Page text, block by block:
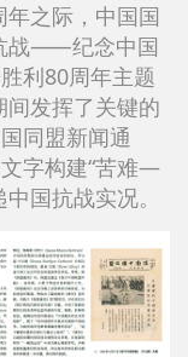
之际，中国国
战⸺纪念中国
利80周年主题
间发挥了关键的
同盟新闻通
字构建“苦难—
国抗战实况。